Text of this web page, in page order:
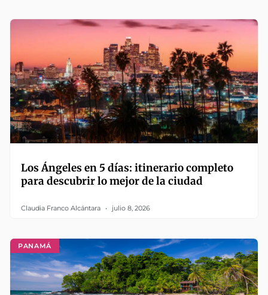
Los Ángeles en 5 días: itinerario completo
para descubrir lo mejor de la ciudad
Claudia Franco Alcántara julio 8, 2026
PANAMÁ